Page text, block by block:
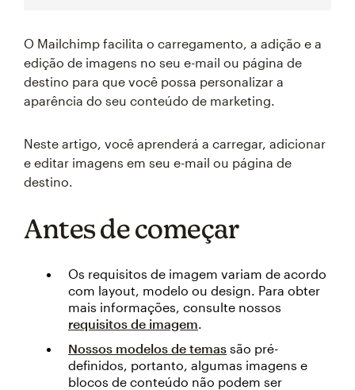
O Mailchimp facilita o carregamento, a adição e a
edição de imagens no seu e-mail ou página de
destino para que você possa personalizar a
aparência do seu conteúdo de marketing.
Neste artigo, você aprenderá a carregar, adicionar
e editar imagens em seu e-mail ou página de
destino.
Antes de começar
Os requisitos de imagem variam de acordo
com layout, modelo ou design. Para obter
mais informações, consulte nossos
requisitos de imagem.
Nossos modelos de temas são pré-
definidos, portanto, algumas imagens e
blocos de conteúdo não podem ser